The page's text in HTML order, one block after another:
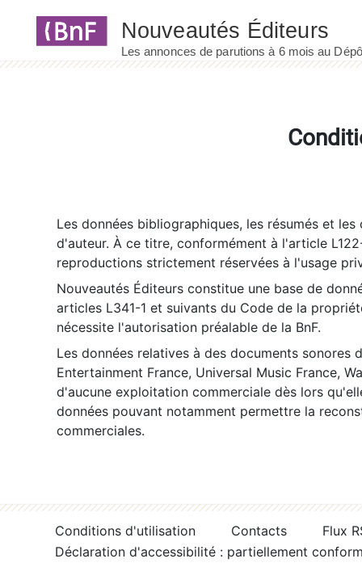
Les données bibliographiques, les résumés et
d'auteur. À ce titre, conformément à l'article
reproductions strictement réservées à l'usage
Nouveautés Éditeurs constitue une base de
articles L341-1 et suivants du Code de la
nécessite l'autorisation préalable de la BnF.
Les données relatives à des documents sonores
Entertainment France, Universal Music France,
d'aucune exploitation commerciale dès lors
données pouvant notamment permettre la
commerciales.
Conditions d'utilisation Contacts
Flux
Déclaration d'accessibilité : partiellement